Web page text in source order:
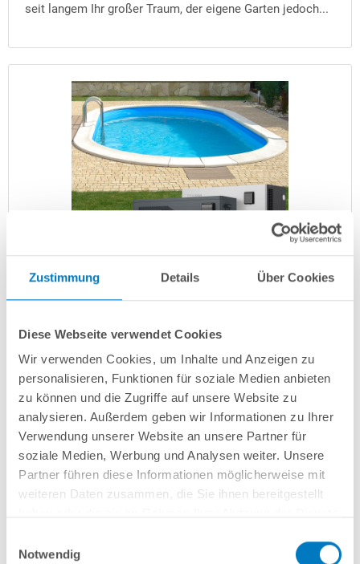
Zustimmung Details Über Cookies
Diese Webseite verwendet Cookies
Wir verwenden Cookies, um Inhalte und Anzeigen zu
personalisieren, Funktionen für soziale Medien anbieten
zu können und die Zugriffe auf unsere Website zu
analysieren. Außerdem geben wir Informationen zu Ihrer
Verwendung unserer Website an unsere Partner für
soziale Medien, Werbung und Analysen weiter. Unsere
Partner führen diese Informationen möglicherweise mit
weiteren Daten zusammen, die Sie ihnen bereitgestellt
Notwendig
seit langem Ihr großer Traum, der eigene Garten jedoch...
2026 - Unterschiede zwischen den
einzelnen Serien
Poolheizung
Insbesondere in Deutschland gehört die Poolheizung so
fest zum Pool wie dessen Abdeckung. Wer sein
Schwimmbecken dabei möglichst kostengünstig und
dennoch unabhängig von...